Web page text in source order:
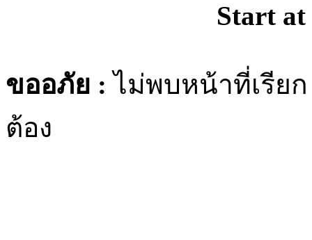
Start at
ขออภัย : ไม่พบหน้าที่เรีย
ต้อง